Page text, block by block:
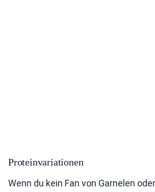
Proteinvariationen
Wenn du kein Fan von Garnelen